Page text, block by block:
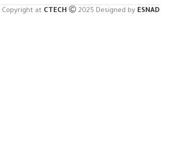
Copyright at CTECH 2025 Designed by ESNAD